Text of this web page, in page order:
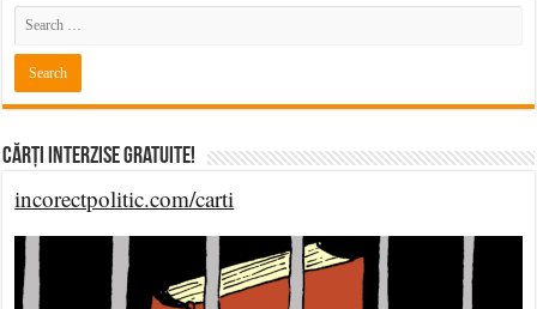
Cărți Interzise Gratuite!
incorectpolitic.com/carti